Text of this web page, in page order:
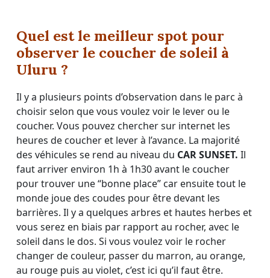
Quel est le meilleur spot pour
observer le coucher de soleil à
Uluru ?
Il y a plusieurs points d’observation dans le parc à
choisir selon que vous voulez voir le lever ou le
coucher. Vous pouvez chercher sur internet les
heures de coucher et lever à l’avance. La majorité
des véhicules se rend au niveau du CAR SUNSET. Il
faut arriver environ 1h à 1h30 avant le coucher
pour trouver une “bonne place” car ensuite tout le
monde joue des coudes pour être devant les
barrières. Il y a quelques arbres et hautes herbes et
vous serez en biais par rapport au rocher, avec le
soleil dans le dos. Si vous voulez voir le rocher
changer de couleur, passer du marron, au orange,
au rouge puis au violet, c’est ici qu’il faut être.